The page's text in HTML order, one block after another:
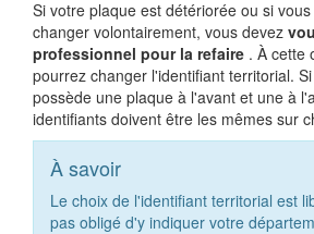
Si votre plaque est détériorée ou si
changer volontairement, vous devez
professionnel pour la refaire . À cette
pourrez changer l'identifiant territorial.
possède une plaque à l'avant et une à
identifiants doivent être les mêmes sur
À savoir
Le choix de l'identifiant territorial est
pas obligé d'y indiquer votre